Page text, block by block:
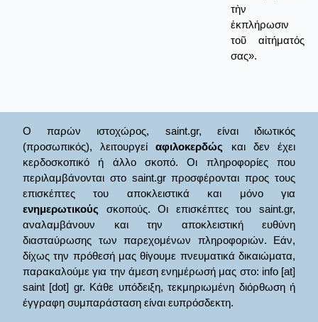
τὴν
ἐκπλήρωσιν
τοῦ αἰτήματός
σας».
Ο παρών ιστοχώρος, saint.gr, είναι ιδιωτικός
(προσωπικός), λειτουργείαφιλοκερδώς και δεν έχει
κερδοσκοπικό ή άλλο σκοπό. Οι πληροφορίες που
περιλαμβάνονται στο saint.gr προσφέρονται προς τους
επισκέπτες του αποκλειστικά και μόνο για
ενημερωτικούς σκοπούς. Οι επισκέπτες του saint.gr,
αναλαμβάνουν και την αποκλειστική ευθύνη
διασταύρωσης των παρεχομένων πληροφοριών. Εάν,
δίχως την πρόθεσή μας θίγουμε πνευματικά δικαιώματα,
παρακαλούμε για την άμεση ενημέρωσή μας στο: info [at]
saint [dot] gr. Κάθε υπόδειξη, τεκμηριωμένη διόρθωση ή
έγγραφη συμπαράσταση είναι ευπρόσδεκτη.